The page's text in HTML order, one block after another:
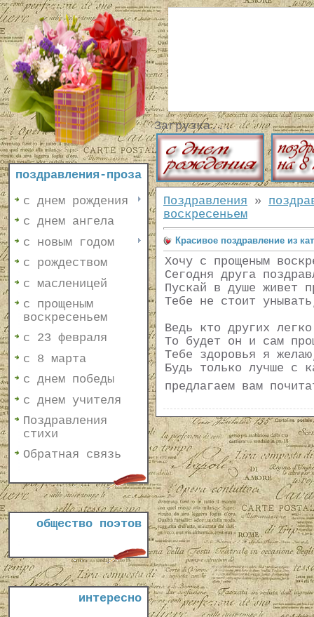
поздравления-проза
с днем рождения
с днем ангела
с новым годом
с рождеством
с масленицей
с прощеным
воскресеньем
с 23 февраля
с 8 марта
с днем победы
с днем учителя
Поздравления
стихи
Обратная связь
общество поэтов
интересно
Загрузка...
Поздравления »
воскресеньем
Красивое поздравление из
Хочу с прощеным
Сегодня друга
Пускай в душе живет
Тебе не стоит
Ведь кто других
То будет он и сам
Тебе здоровья я
Будь только лучше с
предлагаем вам